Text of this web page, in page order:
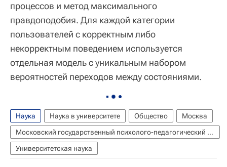
процессов и метод максимального
правдоподобия. Для каждой категории
пользователей с корректным либо
некорректным поведением используется
отдельная модель с уникальным набором
вероятностей переходов между состояниями.
Наука Наука в университете Общество
Москва
Московский государственный психолого-педагогический университет (МГППУ)
Университетская наука